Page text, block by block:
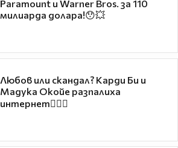
Paramount и Warner Bros. за 110
милиарда долара!😯💥
Любов или скандал? Карди Би и
Мадука Окойе разпалиха
интернет❤️‍🔥🔥